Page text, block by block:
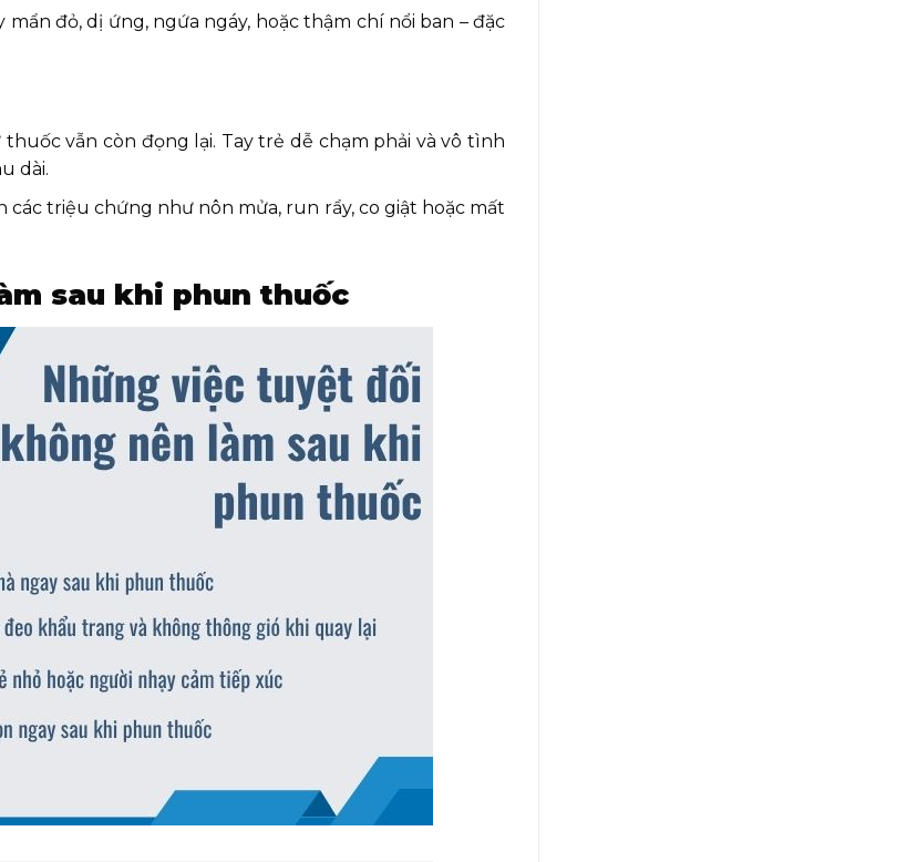
đỏ, dị ứng, ngứa ngáy, hoặc thậm chí nổi ban – đặc
vẫn còn đọng lại. Tay trẻ dễ chạm phải và vô tình
dài.
các triệu chứng như nôn mửa, run rẩy, co giật hoặc mất
sau khi phun thuốc